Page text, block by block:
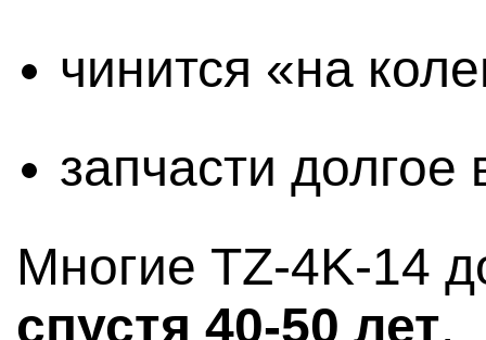
чинится «на
запчасти
Многие TZ-4K-14
спустя 40-50 лет.